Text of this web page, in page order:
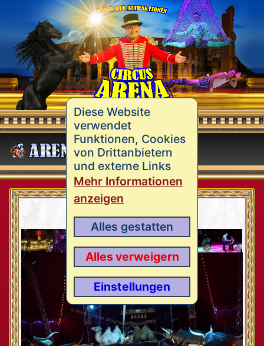
MENÜ
Diese Website
verwendet
Funktionen, Cookies
von Drittanbietern
und externe Links
Mehr Informationen
anzeigen
Alles gestatten
Alles verweigern
Einstellungen
Tournee 2021